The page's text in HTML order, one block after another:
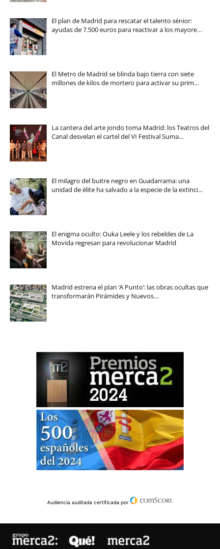
El plan de Madrid para rescatar el talento sénior:
ayudas de 7.500 euros para reactivar a los mayore…
El Metro de Madrid se blinda bajo tierra con siete
millones de kilos de mortero para activar su prim…
La cantera del arte jondo toma Madrid: los Teatros del
Canal desvelan el cartel del VI Festival Suma…
El milagro del buitre negro en Guadarrama: una
unidad de élite ha salvado a la especie de la extinci…
El enigma oculto: Ouka Leele y los rebeldes de La
Movida regresan para revolucionar Madrid
Madrid estrena el plan ‘A Punto’: las obras ocultas que
transformarán Pirámides y Nuevos…
Audiencia auditada certificada por